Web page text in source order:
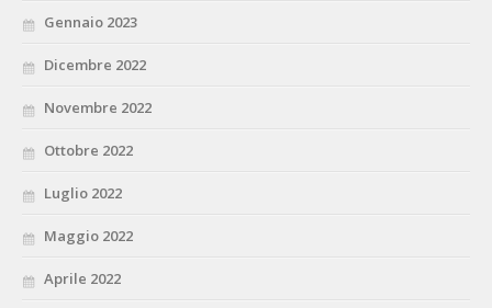
Gennaio 2023
Dicembre 2022
Novembre 2022
Ottobre 2022
Luglio 2022
Maggio 2022
Aprile 2022